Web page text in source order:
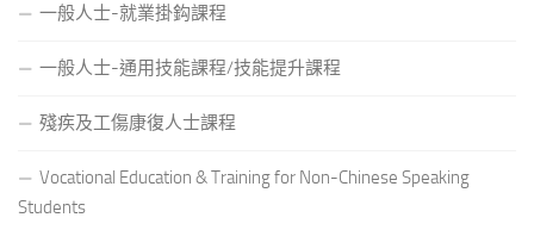
一般人士-就業掛鈎課程
一般人士-通用技能課程/技能提升課程
殘疾及工傷康復人士課程
Vocational Education & Training for Non-Chinese Speaking
Students